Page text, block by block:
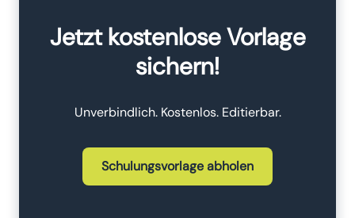
Jetzt kostenlose Vorlage
sichern!
Unverbindlich. Kostenlos. Editierbar.
Schulungsvorlage abholen